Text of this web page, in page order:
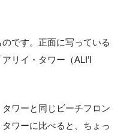
です。正面に写っている
リイ・タワー（ALI’I
ワーと同じビーチフロン
ワーに比べると、ちょっ